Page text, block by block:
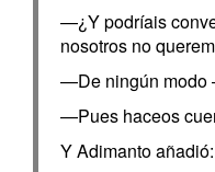
—¿Y podríais
nosotros no
—De ningún modo
—Pues haceos
Y Adimanto añadió: